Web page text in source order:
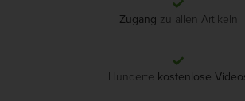
Zugang zu allen Artikeln
Hunderte kostenlose